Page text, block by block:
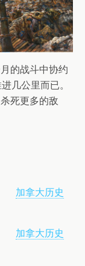
的战斗中协约
几公里而已。
死更多的敌
加拿大历史
加拿大历史